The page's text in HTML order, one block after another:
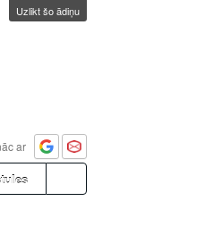
Uzlikt šo ādiņu
ar